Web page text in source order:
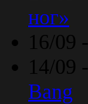
ног»
16/09 -
14/09 -
Bang